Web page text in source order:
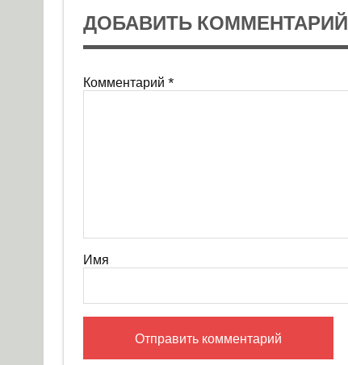
ДОБАВИТЬ КОММЕНТАРИЙ
Комментарий *
Имя